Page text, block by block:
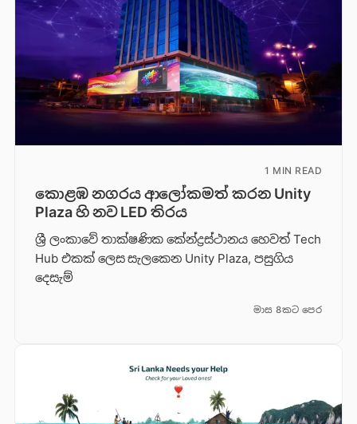
1 MIN READ
කොළඹ නගරය ආලෝකමත් කරන Unity
Plaza හි නව LED තිරය
ශ්‍රී ලංකාවේ තාක්ෂණික කේන්ද්‍රස්ථානය හෙවත් Tech
Hub එකක් ලෙස සැලකෙන Unity Plaza, පසුගිය
දෙසැම්
මාස 8කට පෙර